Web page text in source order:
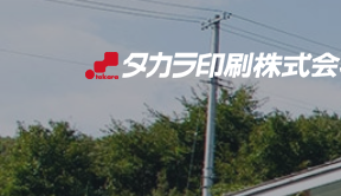
ン
ツ
へ